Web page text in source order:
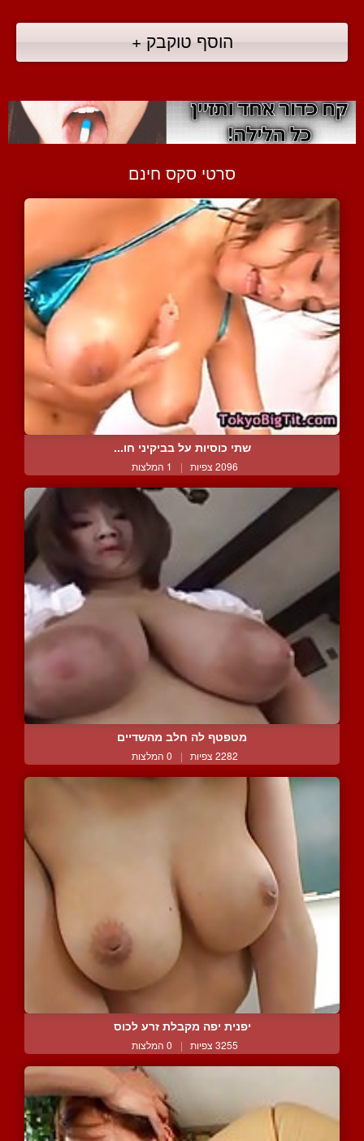
הוסף טוקבק +
סרטי סקס חינם
שתי כוסיות על בביקיני חו...
2096 צפיות | 1 המלצות
מטפטף לה חלב מהשדיים
2282 צפיות | 0 המלצות
יפנית יפה מקבלת זרע לכוס
3255 צפיות | 0 המלצות